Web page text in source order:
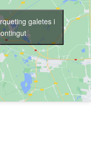
galetes i